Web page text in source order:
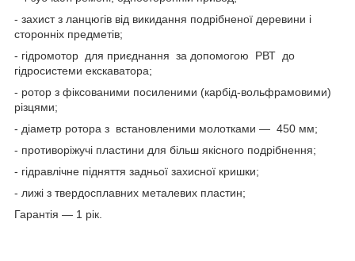
- захист з ланцюгів від викидання подрібненої деревини і
сторонніх предметів;
- гідромотор для приєднання за допомогою РВТ до
гідросистеми екскаватора;
- ротор з фіксованими посиленими (карбід-вольфрамовими)
різцями;
- діаметр ротора з встановленими молотками — 450 мм;
- противоріжучі пластини для більш якісного подрібнення;
- гідравлічне підняття задньої захисної кришки;
- лижі з твердосплавних металевих пластин;
Гарантія — 1 рік.